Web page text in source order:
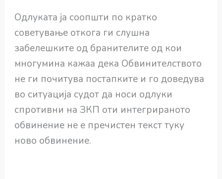
Одлуката ја соопшти по кратко
советување откога ги слушна
забелешките од бранителите од кои
многумина кажаа дека Обвинителството
не ги почитува постапките и го доведува
во ситуација судот да носи одлуки
спротивни на ЗКП оти интегрираното
обвинение не е пречистен текст туку
ново обвинение.